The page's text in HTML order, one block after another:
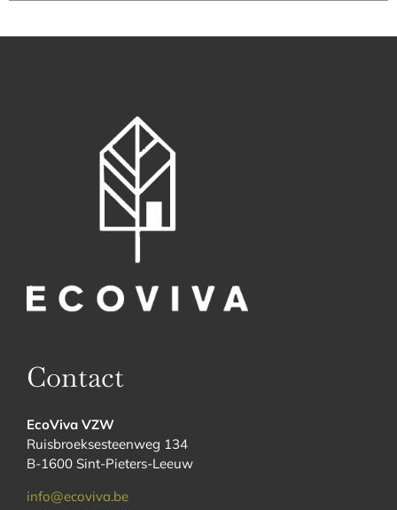
Contact
EcoViva VZW
Ruisbroeksesteenweg 134
B-1600 Sint-Pieters-Leeuw
info@ecoviva.be